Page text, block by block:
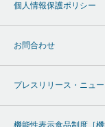
個人情報保護ポリシー
お問合わせ
プレスリリース・ニュ